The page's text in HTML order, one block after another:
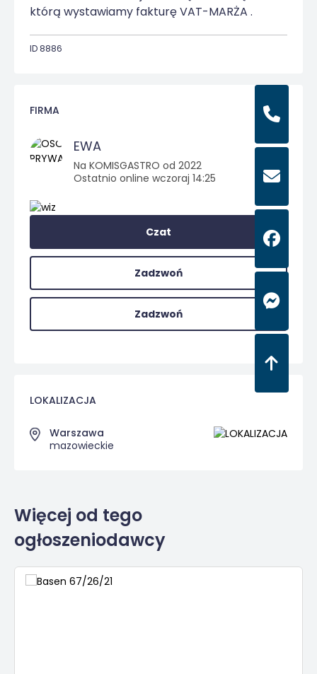
którą wystawiamy fakturę VAT-MARŻA .
ID 8886
FIRMA
EWA
Na KOMISGASTRO od 2022
Ostatnio online wczoraj 14:25
Czat
Zadzwoń
Zadzwoń
LOKALIZACJA
Warszawa
mazowieckie
Więcej od tego
ogłoszeniodawcy